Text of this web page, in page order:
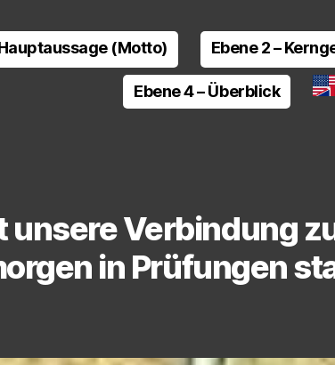
Hauptaussage (Motto) Ebene 2 –
Ebene 4 – Überblick
Verbindung
in Prüfungen